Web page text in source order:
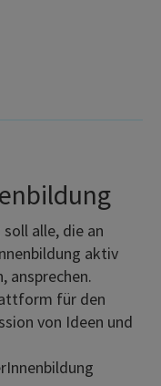
alle, die an
aktiv
ansprechen.
für den
von Ideen und